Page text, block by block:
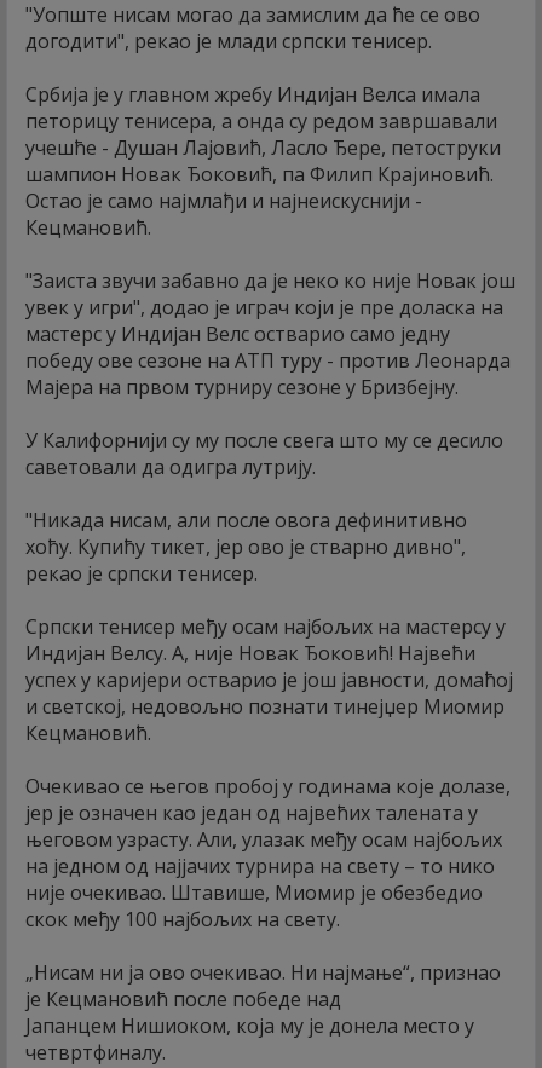
"Уопште нисам могао да замислим да ће се ово
догодити", рекао је млади српски тенисер.
Србија је у главном жребу Индијан Велса имала
петорицу тенисера, а онда су редом завршавали
учешће - Душан Лајовић, Ласло Ђере, петоструки
шампион Новак Ђоковић, па Филип Крајиновић.
Остао је само најмлађи и најнеискуснији -
Кецмановић.
"Заиста звучи забавно да је неко ко није Новак још
увек у игри", додао је играч који је пре доласка на
мастерс у Индијан Велс остварио само једну
победу ове сезоне на АТП туру - против Леонарда
Мајера на првом турниру сезоне у Бризбејну.
У Калифорнији су му после свега што му се десило
саветовали да одигра лутрију.
"Никада нисам, али после овога дефинитивно
хоћу. Купићу тикет, јер ово је стварно дивно",
рекао је српски тенисер.
Српски тенисер међу осам најбољих на мастерсу у
Индијан Велсу. А, није Новак Ђоковић! Највећи
успех у каријери остварио је још јавности, домаћој
и светској, недовољно познати тинејџер Миомир
Кецмановић.
Очекивао се његов пробој у годинама које долазе,
јер је означен као један од највећих талената у
његовом узрасту. Али, улазак међу осам најбољих
на једном од најјачих турнира на свету – то нико
није очекивао. Штавише, Миомир је обезбедио
скок међу 100 најбољих на свету.
„Нисам ни ја ово очекивао. Ни најмање“, признао
је Кецмановић после победе над
Јапанцем Нишиоком, која му је донела место у
четвртфиналу.